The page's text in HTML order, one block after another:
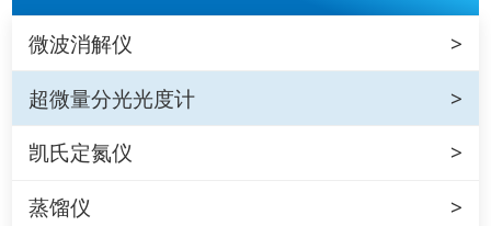
微波消解仪
超微量分光光度计
凯氏定氮仪
蒸馏仪